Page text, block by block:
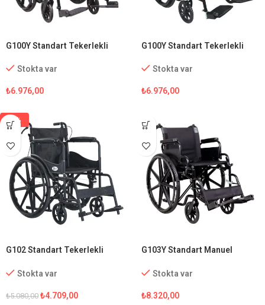
G100Y Standart Tekerlekli
Stokta var
₺6.976,00
G100Y Standart Tekerlekli
Stokta var
₺6.976,00
-7%
G102 Standart Tekerlekli
Stokta var
₺5.080,00 ₺4.709,00
G103Y Standart Manuel
Stokta var
₺8.320,00